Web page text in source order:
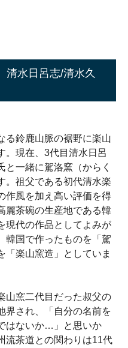
水日呂志/清水久
鈴鹿山脈の裾野に楽山
。現在、3代目清水日呂
一緒に駕洛窯（からく
。祖父である初代清水楽
作風を加え高い評価を得
麗茶碗の生産地である韓
現代の作品としてよみが
韓国で作ったものを「駕
「楽山窯造」としていま
窯二代目だった叔父の
界され、「自分の名前を
はないか…」と思いか
流茶道との関わりは11代